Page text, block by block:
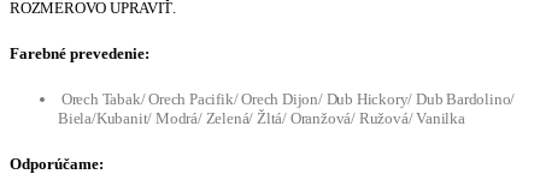
ROZMEROVO UPRAVIŤ.
Farebné prevedenie:
Orech Tabak/ Orech Pacifik/ Orech Dijon/ Dub Hickory/ Dub Bardolino/
Biela/Kubanit/ Modrá/ Zelená/ Žltá/ Oranžová/ Ružová/ Vanilka
Odporúčame: